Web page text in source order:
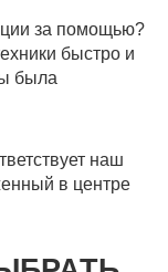
за помощью?
быстро и
была
наш
в центре